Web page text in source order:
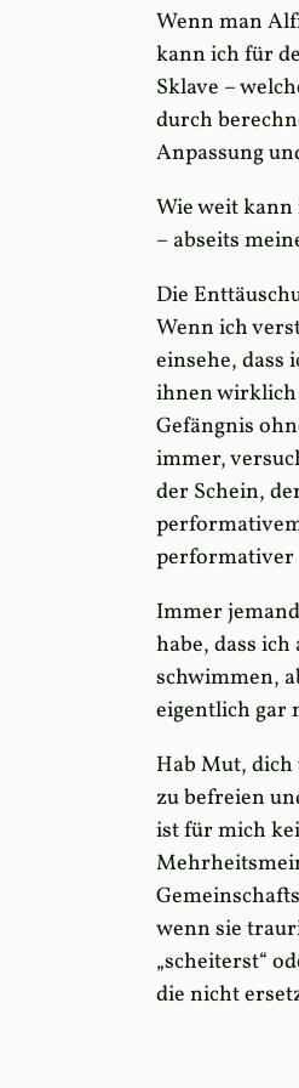
Wenn man
kann ich für
Sklave –
durch
Anpassung
Wie weit
– abseits
Die
Wenn ich
einsehe, dass
ihnen wirklich
Gefängnis
immer,
der Schein,
performativer
Immer
habe, dass
schwimmen,
eigentlich gar
Hab Mut,
zu befreien
ist für mich
wenn sie
„scheiterst“
die nicht